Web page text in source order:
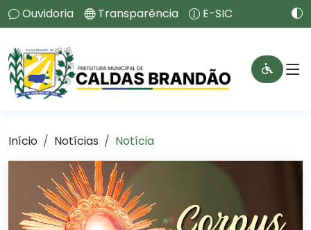
Ouvidoria Transparência E-SIC
Início Notícias Notícia